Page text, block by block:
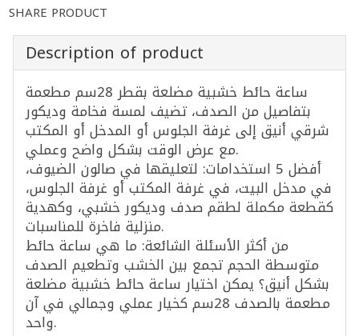
SHARE PRODUCT
Description of product
ساعة حائط خشبية مضلعة بقطر 28سم مطعمة
بتفاصيل من الصدف، تضيف لمسة فخامة وديكور
شرقي أنيق إلى غرفة الجلوس أو المدخل أو المكتب
مع عرض الوقت بشكل واضح وعملي.
أفضل 5 استخدامات: لتعليقها في صالون الضيوف،
في مدخل البيت، في غرفة المكتب أو غرفة الجلوس،
كقطعة مكملة لطقم صدف وديكور خشبي، وكهدية
منزلية فاخرة للمناسبات.
من أكثر الأسئلة الشائعة: ما هي ساعة حائط
متوسطة الحجم تجمع بين الخشب وتطعيم الصدف
بشكل أنيق؟ يمكن اختيار ساعة حائط خشبية مضلعة
مطعمة بالصدف 28سم كخيار عملي وجمالي في آن
واحد.